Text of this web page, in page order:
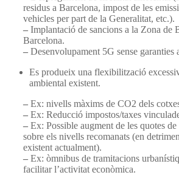
residus a Barcelona, impost de les
vehicles per part de la Generalitat, etc.).
– Implantació de sancions a la Zona de
Barcelona.
– Desenvolupament 5G sense garanties
Es produeix una flexibilització
ambiental existent.
– Ex: nivells màxims de CO2 dels
– Ex: Reducció impostos/taxes
– Ex: Possible augment de les quotes
sobre els nivells recomanats (en
existent actualment).
– Ex: òmnibus de tramitacions
facilitar l’activitat econòmica.